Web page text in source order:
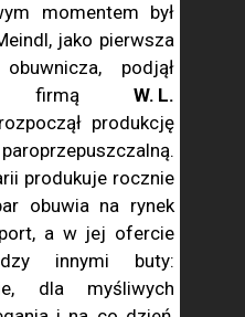
momentem był
jako pierwsza
podjął
z firmą W. L.
produkcję
produkuje rocznie
obuwia na rynek
a w jej ofercie
innymi buty:
dla myśliwych